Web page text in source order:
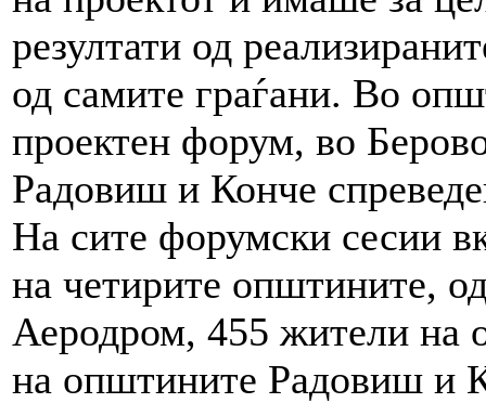
резултати од
од самите граѓани. Во
проектен форум, во
Радовиш и Конче
На сите форумски сесии
на четирите општините,
Аеродром, 455 жители на
на општините Радовиш и